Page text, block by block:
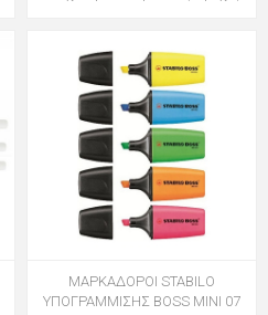
ΜΑΡΚΑΔΟΡΟΙ STABILO
ΥΠΟΓΡΑΜΜΙΣΗΣ BOSS MINI 07